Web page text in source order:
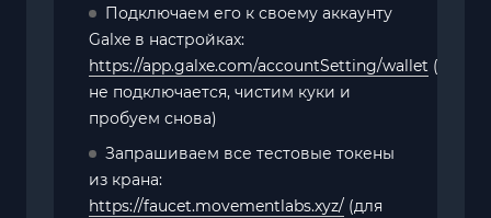
Подключаем его к своему аккаунту
Galxe в настройках:
https://app.galxe.com/accountSetting/wallet (если
не подключается, чистим куки и
пробуем снова)
Запрашиваем все тестовые токены
из крана:
https://faucet.movementlabs.xyz/ (для